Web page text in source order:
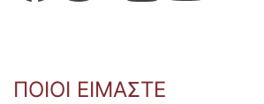
ΠΟΙΟΙ ΕΙΜΑΣΤΕ